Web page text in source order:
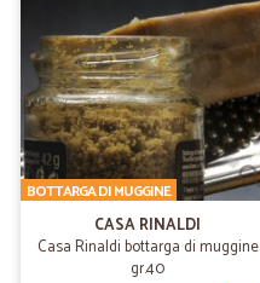
CASA RINALDI
Casa Rinaldi bottarga di muggine
gr.40
BOTTARGA DI MUGGINE